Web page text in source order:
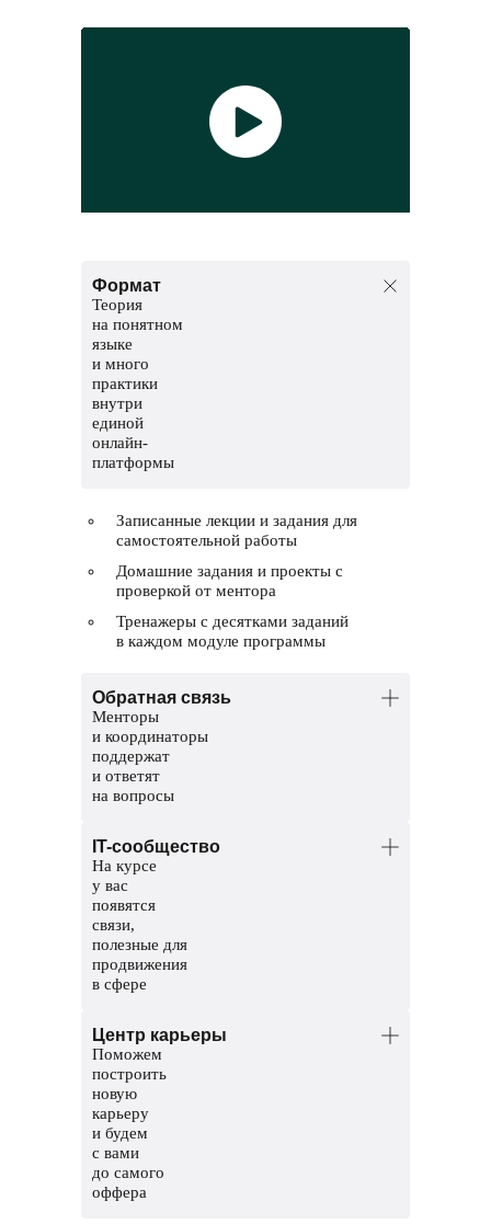
Формат
Теория
на понятном
языке
и много
практики
внутри
единой
онлайн-
платформы
Записанные лекции и задания для
самостоятельной работы
Домашние задания и проекты с
проверкой от ментора
Тренажеры с десятками заданий
в каждом модуле программы
Обратная связь
Менторы
и координаторы
поддержат
и ответят
на вопросы
сайентисты. Помогут разобраться
в темах и проверят домашние задания.
Координаторы — команда заботы
о студентах. Решат организационные
вопросы, поддержат и помогут пройти
обучение до конца.
IT-сообщество
На курсе
у вас
появятся
связи,
полезные для
продвижения
в сфере
с другими студентами
Чат с ментором на платформе, чтобы
прояснить непонятные темы и задания
Мероприятия и стажировки
с партнерами, чтобы наработать опыт
и показать свои скиллы работодателям
Центр карьеры
Поможем
построить
новую
карьеру
и будем
с вами
до самого
оффера